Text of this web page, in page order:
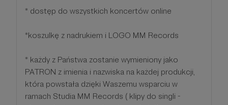
* dostęp do wszystkich koncertów online
*koszulkę z nadrukiem i LOGO MM Records
* każdy z Państwa zostanie wymieniony jako
PATRON z imienia i nazwiska na każdej produkcji,
która powstała dzięki Waszemu wsparciu w
ramach Studia MM Records ( klipy do singli -